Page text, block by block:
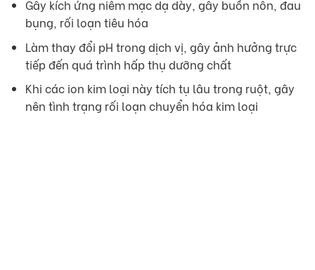
Gây kích ứng niêm mạc dạ dày, gây buồn nôn, đau
bụng, rối loạn tiêu hóa
Làm thay đổi pH trong dịch vị, gây ảnh hưởng trực
tiếp đến quá trình hấp thụ dưỡng chất
Khi các ion kim loại này tích tụ lâu trong ruột, gây
nên tình trạng rối loạn chuyển hóa kim loại